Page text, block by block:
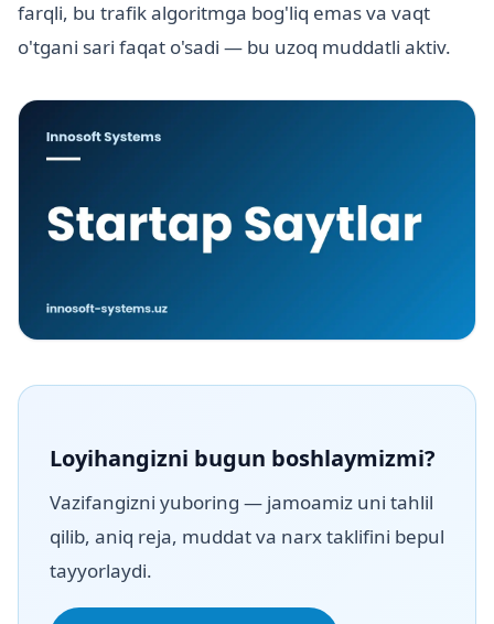
farqli, bu trafik algoritmga bog'liq emas va vaqt
o'tgani sari faqat o'sadi — bu uzoq muddatli aktiv.
Loyihangizni bugun boshlaymizmi?
Vazifangizni yuboring — jamoamiz uni tahlil
qilib, aniq reja, muddat va narx taklifini bepul
tayyorlaydi.